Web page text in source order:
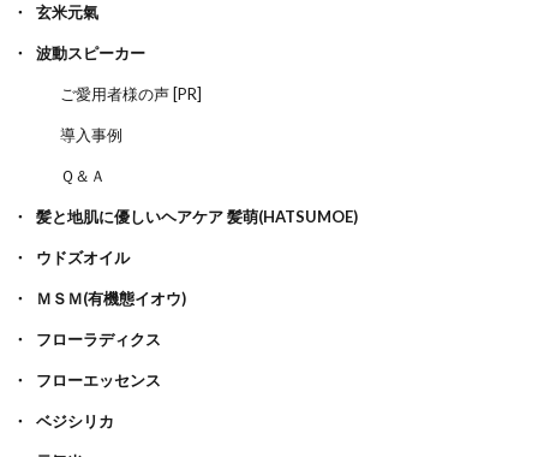
玄米元氣
波動スピーカー
ご愛用者様の声 [PR]
導入事例
Ｑ＆Ａ
髪と地肌に優しいヘアケア 髪萌(HATSUMOE)
ウドズオイル
ＭＳＭ(有機態イオウ)
フローラディクス
フローエッセンス
ベジシリカ